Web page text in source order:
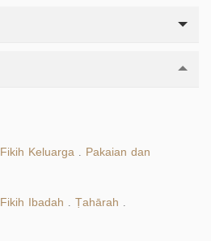
Fikih Keluarga Pakaian dan
Fikih Ibadah Ṭahārah